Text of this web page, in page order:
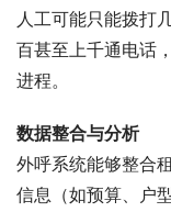
人工可能只能拨打
百甚至上千通电话
进程。
数据整合与分析
外呼系统能够整合
信息（如预算、户